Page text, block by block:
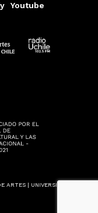
Youtube
ARTES | UNIVERSIDAD DE